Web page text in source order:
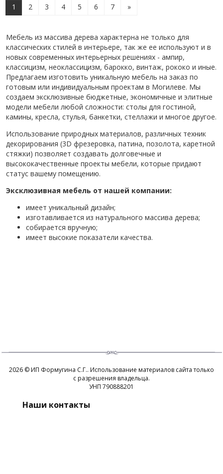
1 2 3 4 5 6 7 »
Мебель из массива дерева характерна не только для
классических стилей в интерьере, так же ее используют и в
новых современных интерьерных решениях - ампир,
классицизм, неоклассицизм, барокко, винтаж, рококо и иные.
Предлагаем изготовить уникальную мебель на заказ по
готовым или индивидуальным проектам в Могилеве. Мы
создаем эксклюзивные бюджетные, экономичные и элитные
модели мебели любой сложности: столы для гостиной,
камины, кресла, стулья, банкетки, стеллажи и многое другое.
Использование природных материалов, различных техник
декорирования (3D фрезеровка, патина, позолота, каретной
стяжки) позволяет создавать долговечные и
высококачественные проекты мебели, которые придают
статус вашему помещению.
Эксклюзивная мебель от нашей компании:
имеет уникальный дизайн;
изготавливается из натурального массива дерева;
собирается вручную;
имеет высокие показатели качества.
2026 © ИП Формугина С.Г.. Использование материалов сайта только
с разрешения владельца.
УНП 790888201
Наши контакты